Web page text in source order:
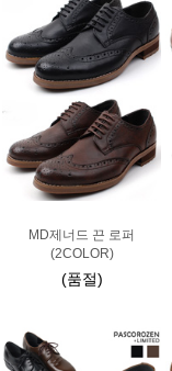
MD제너드 끈 로퍼
(2COLOR)
(품절)